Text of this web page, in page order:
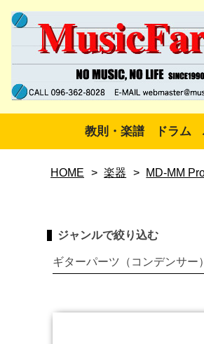
教則・楽譜 ドラム
HOME > 楽器 > MD-MM
ジャンルで絞り込む
ギターパーツ（コンデンサー）